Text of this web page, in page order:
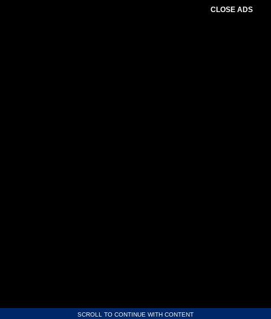
CLOSE ADS
SCROLL TO CONTINUE WITH CONTENT